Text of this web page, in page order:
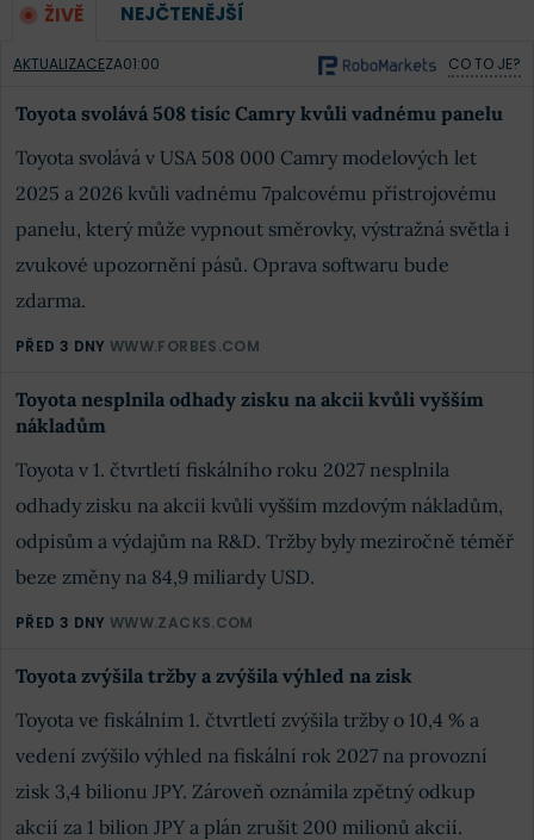
ŽIVĚ NEJČTENĚJŠÍ
AKTUALIZACEZA01:00 CO TO JE?
Toyota svolává 508 tisíc Camry kvůli vadnému panelu
Toyota svolává v USA 508 000 Camry modelových let
2025 a 2026 kvůli vadnému 7palcovému přístrojovému
panelu, který může vypnout směrovky, výstražná světla i
zvukové upozornění pásů. Oprava softwaru bude
zdarma.
PŘED 3 DNY WWW.FORBES.COM
Toyota nesplnila odhady zisku na akcii kvůli vyšším
nákladům
Toyota v 1. čtvrtletí fiskálního roku 2027 nesplnila
odhady zisku na akcii kvůli vyšším mzdovým nákladům,
odpisům a výdajům na R&D. Tržby byly meziročně téměř
beze změny na 84,9 miliardy USD.
PŘED 3 DNY WWW.ZACKS.COM
Toyota zvýšila tržby a zvýšila výhled na zisk
Toyota ve fiskálním 1. čtvrtletí zvýšila tržby o 10,4 % a
vedení zvýšilo výhled na fiskální rok 2027 na provozní
zisk 3,4 bilionu JPY. Zároveň oznámila zpětný odkup
akcií za 1 bilion JPY a plán zrušit 200 milionů akcií.